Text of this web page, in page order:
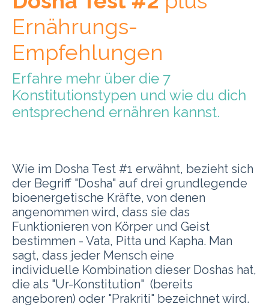
Ernährungs-
Empfehlungen
Erfahre mehr über die 7
Konstitutionstypen und wie du dich
entsprechend ernähren kannst.
Wie im Dosha Test #1 erwähnt, bezieht sich
der Begriff "Dosha" auf drei grundlegende
bioenergetische Kräfte, von denen
angenommen wird, dass sie das
Funktionieren von Körper und Geist
bestimmen - Vata, Pitta und Kapha. Man
sagt, dass jeder Mensch eine
individuelle Kombination dieser Doshas hat,
die als "Ur-Konstitution" (bereits
angeboren) oder "Prakriti" bezeichnet wird.